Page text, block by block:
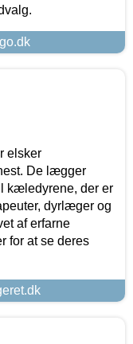
elsker
De lægger
kæledyrene, der er
dyrlæger og
af erfarne
for at se deres